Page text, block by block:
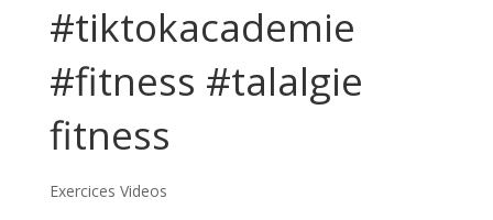
#tiktokacademie
#fitness #talalgie
fitness
Exercices Videos